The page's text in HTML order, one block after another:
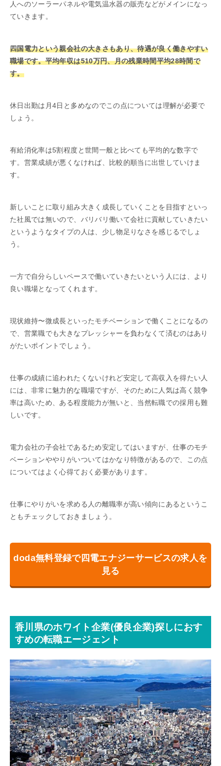
人へのソーラーパネルや電気温水器の販売などがメインになっ
ていきます。
四国電力という親会社の大きさもあり、待遇が良く働きやすい
職場です。平均年収は510万円、月の残業時間平均28時間で
す。
休日出勤は月4日と多めなのでこの点については理解が必要で
しょう。
有給消化率は5割程度と世間一般と比べても平均的な数字で
す。営業成績が悪くなければ、比較的順当に出世していけま
す。
新しいことに取り組み大きく成長していくことを目指すといっ
た社風では無いので、バリバリ働いて会社に貢献していきたい
というようなタイプの人は、少し物足りなさを感じるでしょ
う。
一方で自分らしいペースで働いていきたいという人には、より
良い職場となってくれます。
現状維持〜微成長といったモチベーションで働くことになるの
で、営業職でも大きなプレッシャーを負わなくて済むのはあり
がたいポイントでしょう。
仕事の成績に追われたくないけれど安定して高収入を得たい人
には、非常に魅力的な職場ですが、そのために人気は高く競争
率は高いため、ある程度能力が無いと、当然転職での採用も難
しいです。
電力会社の子会社であるため安定してはいますが、仕事のモチ
ベーションややりがいついてはかなり特徴があるので、この点
についてはよく心得ておく必要があります。
仕事にやりがいを求める人の離職率が高い傾向にあるというこ
ともチェックしておきましょう。
doda無料登録で四電エナジーサービスの求人を
見る
香川県のホワイト企業(優良企業)探しにおす
すめの転職エージェント